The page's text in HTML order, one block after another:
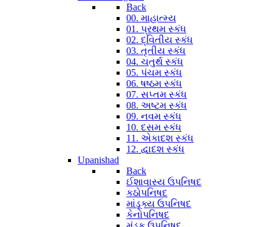
Back
00. માહાત્મ્ય
01. પ્રથમ સ્કંધ
02. દ્વિતીય સ્કંધ
03. તૃતીય સ્કંધ
04. ચતુર્થ સ્કંધ
05. પંચમ સ્કંધ
06. ષષ્ઠમ સ્કંધ
07. સપ્તમ સ્કંધ
08. અષ્ટમ સ્કંધ
09. નવમ સ્કંધ
10. દસમ સ્કંધ
11. એકાદશ સ્કંધ
12. દ્વાદશ સ્કંધ
Upanishad
Back
ઈશાવાસ્ય ઉપનિષદ
કઠોપનિષદ
માંડૂક્ય ઉપનિષદ
કેનોપનિષદ